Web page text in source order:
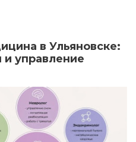
в Ульяновске:
и управление